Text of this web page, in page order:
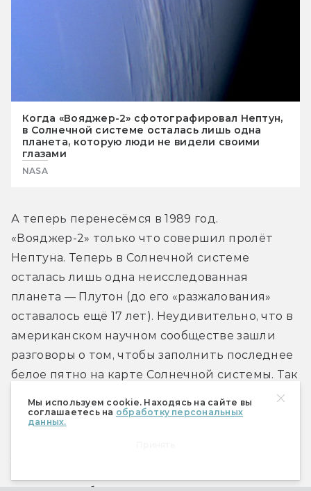
Мы используем cookie. Находясь на сайте вы
соглашаетесь на обработку персональных
данных.
Когда «Вояджер-2» сфотографировал Нептун,
в Солнечной системе осталась лишь одна
планета, которую люди не видели своими
глазами
NASA
А теперь перенесёмся в 1989 год.
«Вояджер-2» только что совершил пролёт
Нептуна. Теперь в Солнечной системе
осталась лишь одна неисследованная
планета — Плутон (до его «разжалования»
оставалось ещё 17 лет). Неудивительно, что в
американском научном сообществе зашли
разговоры о том, чтобы заполнить последнее
белое пятно на карте Солнечной системы. Так
сформировалось несколько научных групп,
объединённых идеей организовать полёт к